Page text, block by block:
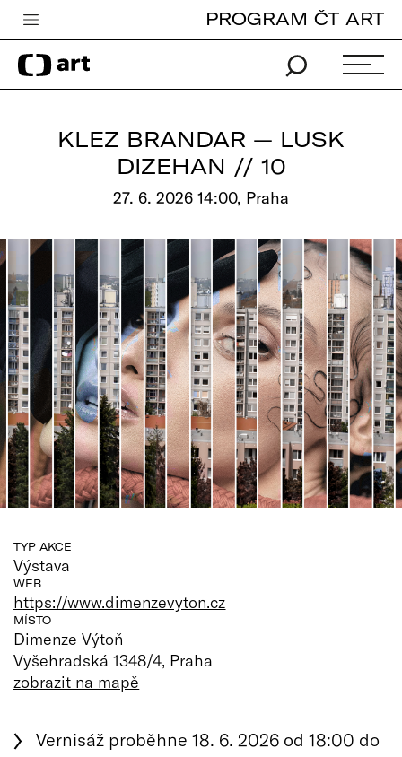
Česká televize
Zpravodajství
Vše o ČT
PROGRAM ČT ART
KLEZ BRANDAR — LUSK
DIZEHAN // 10
27. 6. 2026 14:00, Praha
TYP AKCE
Výstava
WEB
https://www.dimenzevyton.cz
MÍSTO
Dimenze Výtoň
Vyšehradská 1348/4, Praha
zobrazit na mapě
Vernisáž proběhne 18. 6. 2026 od 18:00 do